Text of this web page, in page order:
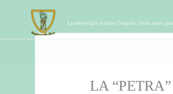
contenuto
La meraviglia è dietro l'angolo, basta saper
LA